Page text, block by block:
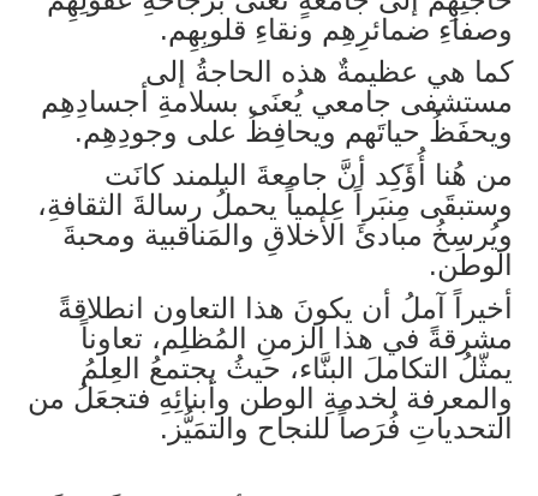
وصفاءِ ضمائرِهِم ونقاءِ قلوبِهِم.
كما هي عظيمةٌ هذه الحاجةُ إلى
مستشفى جامعي يُعنَى بسلامةِ أجسادِهِم
ويحفَظُ حياتَهم ويحافِظُ على وجودِهِم.
من هُنا أُؤَكِد أنَّ جامعةَ البلمند كانَت
وستبقَى مِنبَراً عِلمياً يحملُ رسالةَ الثقافةِ،
ويُرسِخُ مبادئَ الأخلاقِ والمَناقبية ومحبةَ
الوطن.
أخيراً آملُ أن يكونَ هذا التعاون انطلاقةً
مشرقةً في هذا الزمنِ المُظلِم، تعاوناً
يمثّلُ التكاملَ البنَّاء، حيثُ يجتمعُ العِلمُ
والمعرفة لخدمةِ الوطن وأبنائِهِ فتجعَلُ من
التحدياتِ فُرَصاً للنجاح والتمَيُّز.